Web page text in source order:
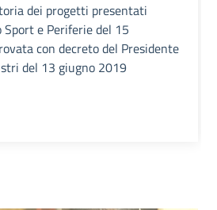
dei progetti presentati
Sport e Periferie del 15
con decreto del Presidente
del 13 giugno 2019